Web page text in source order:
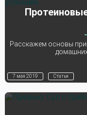
Расскажем основы
7 мая 2019 Статья